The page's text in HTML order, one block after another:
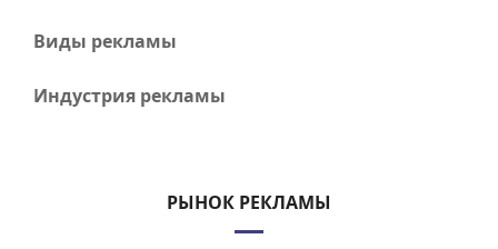
Виды рекламы
Индустрия рекламы
РЫНОК РЕКЛАМЫ